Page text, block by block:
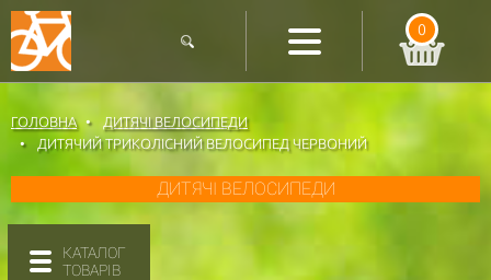
0
ГОЛОВНА
ДИТЯЧІ ВЕЛОСИПЕДИ
ДИТЯЧИЙ ТРИКОЛІСНИЙ ВЕЛОСИПЕД ЧЕРВОНИЙ
ДИТЯЧІ ВЕЛОСИПЕДИ
КАТАЛОГ
ТОВАРІВ